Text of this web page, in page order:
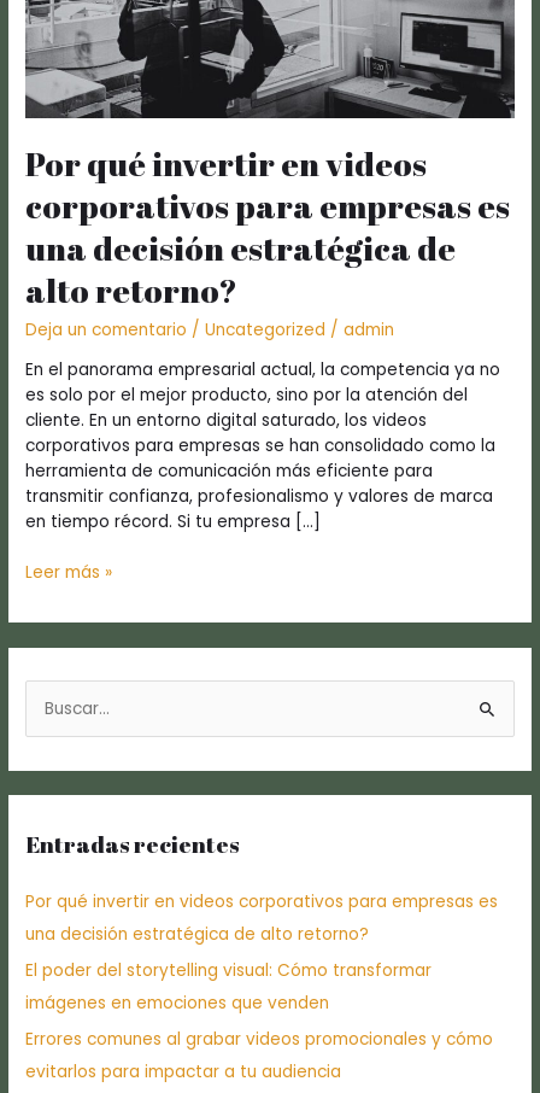
s
a
p
o
r
:
Entradas recientes
Por qué invertir en videos corporativos para empresas es
una decisión estratégica de alto retorno?
El poder del storytelling visual: Cómo transformar
imágenes en emociones que venden
Errores comunes al grabar videos promocionales y cómo
evitarlos para impactar a tu audiencia
Por qué invertir en videos
corporativos para empresas es
una decisión estratégica de
alto retorno?
Deja un comentario /Uncategorized /admin
En el panorama empresarial actual, la competencia ya no
es solo por el mejor producto, sino por la atención del
cliente. En un entorno digital saturado, los videos
corporativos para empresas se han consolidado como la
herramienta de comunicación más eficiente para
transmitir confianza, profesionalismo y valores de marca
en tiempo récord. Si tu empresa […]
es
una
decisión
estratégica
de
retorno?
Leer más »